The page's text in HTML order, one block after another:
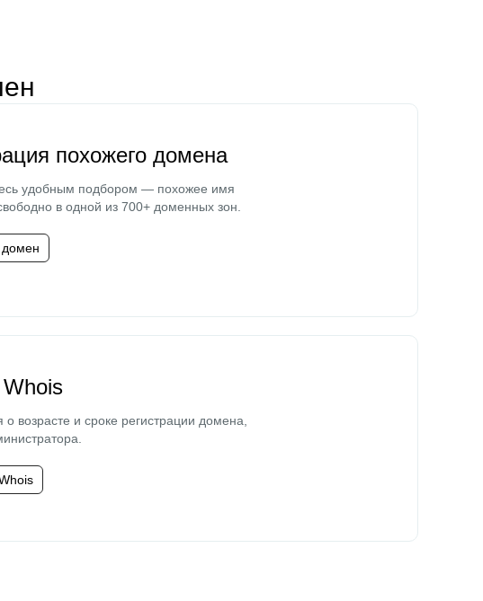
похожего домена
удобным подбором — похожее имя
в одной из 700+ доменных зон.
домен
возрасте и сроке регистрации домена,